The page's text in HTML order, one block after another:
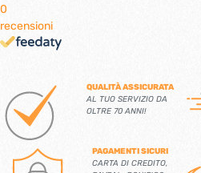
0
recensioni
QUALITÀ ASSICURATA
AL TUO SERVIZIO DA
OLTRE 70 ANNI!
PAGAMENTI SICURI
CARTA DI CREDITO,